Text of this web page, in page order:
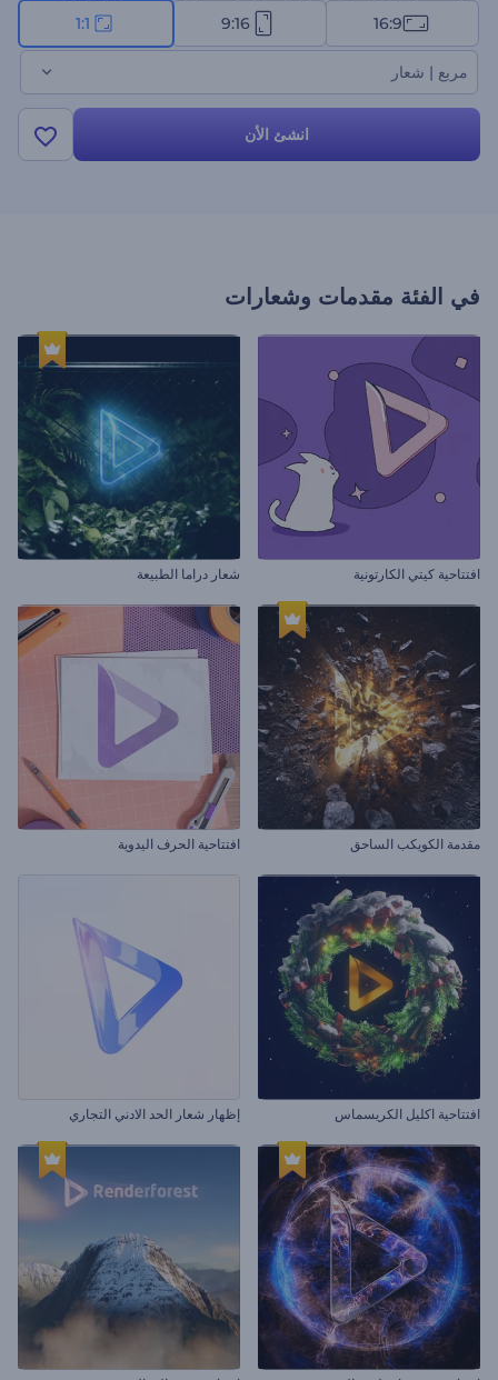
ورسالتكِ وموسيقى الخلفية. أنشئيها الآن وانشري الحب!
16:9
9:16
1:1
مربع | شعار
انشئ الأن
في الفئة مقدمات وشعارات
افتتاحية كيتي الكارتونية شعار دراما الطبيعة
مقدمة الكويكب الساحق افتتاحية الحرف اليدوية
افتتاحية اكليل الكريسماس إظهار شعار الحد الادني التجاري